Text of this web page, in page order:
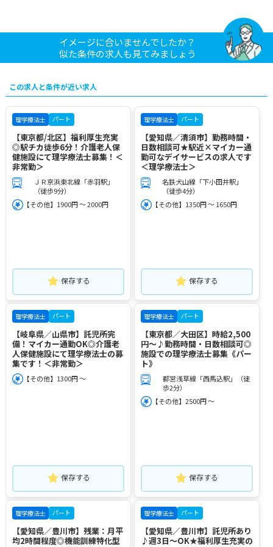
イメージに合いませんでしたか？
似た条件の求人も見てみましょう
この求人と条件が近い求人
理学療法士 パート
【東京都/北区】福利厚生充実
◎駅チカ徒歩6分！介護老人保
健施設にて理学療法士募集！＜
非常勤＞
ＪＲ京浜東北線「赤羽駅」
（徒歩9分）
【その他】1900円 ～ 2000円
保存する
理学療法士 パート
【愛知県／清須市】勤務時間・
日数相談可★駅近×マイカー通
勤可なデイサービスの求人です
＜理学療法士＞
名鉄犬山線「下小田井駅」
（徒歩4分）
【その他】1350円 ～ 1650円
保存する
理学療法士 パート
【岐阜県／山県市】託児所完
備！マイカー通勤OK◎介護老
人保健施設にて理学療法士の募
集です！＜非常勤＞
【その他】1300円 ～
保存する
理学療法士 パート
【東京都／大田区】時給2,500
円～♪勤務時間・日数相談可◎
施設での理学療法士募集《パー
ト》
都営浅草線「西馬込駅」（徒
歩2分）
【その他】2500円 ～
保存する
理学療法士 パート
【愛知県／豊川市】残業：月平
均2時間程度◎機能訓練特化型
理学療法士 パート
【愛知県／豊川市】託児所あり
♪週3日～OK★福利厚生充実の